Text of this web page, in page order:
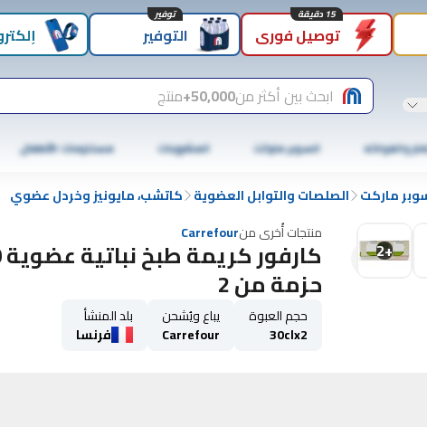
توصيل فوري
15 دقيقة
التوفير
توفير
ابحث بين أكثر من50,000+ منتج
والفواكه السوبر ماركت المشروبات مستلزمات الأطفال
ماركت الصلصات والتوابل العضوية كاتشب، مايونيز وخردل عضوي
+
2
منتجات أُخرى منCarrefour
حزمة من 2
حجم العبوة
30clx2
يباع ويُشحن
Carrefour
بلد المنشأ
فرنسا